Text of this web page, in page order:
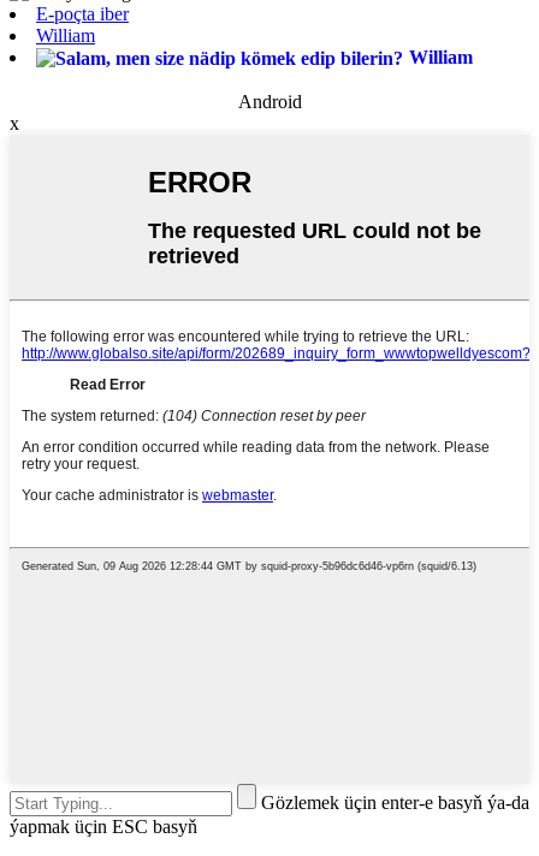
E-poçta iber
William
William
Android
x
Gözlemek üçin enter-e basyň ýa-da
ýapmak üçin ESC basyň